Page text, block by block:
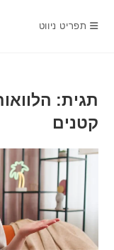
תפריט ניווט
תגית:
קטנים